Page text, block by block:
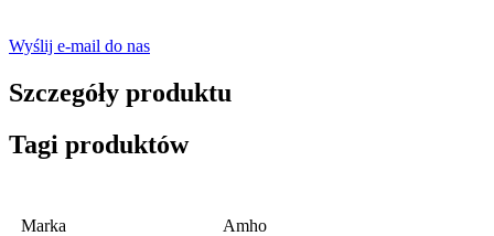
Wyślij e-mail do nas
Szczegóły produktu
Tagi produktów
Marka
Amho